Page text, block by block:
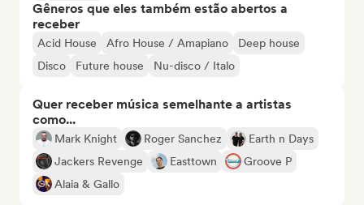
Gêneros que eles também estão abertos a
receber
Acid House Afro House / Amapiano
Deep house
Disco
Future house Nu-disco / Italo
Quer receber música semelhante a artistas
como...
Mark Knight Roger Sanchez
Earth n Days
Jackers Revenge
Easttown
Groove P
Alaia & Gallo